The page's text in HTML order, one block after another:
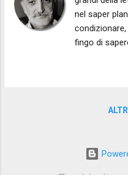
nel saper
fingo di
altro da noi
cose.
faccia delle